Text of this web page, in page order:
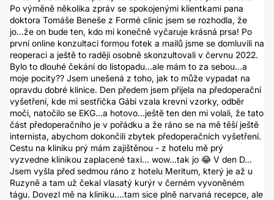
Po výměně několika zpráv se spokojenými klientkami pana
doktora Tomáše Beneše z Formé clinic jsem se rozhodla, že
jo...že on bude ten, kdo mi konečně vyčaruje krásná prsa! Po
první online konzultaci formou fotek a mailů jsme se domluvili na
reoperaci a ještě to raději osobně skonzultovali v červnu 2022.
Bylo to dlouhé čekání do listopadu...ale mám to za sebou...a
moje pocity?? Jsem unešená z toho, jak to může vypadat na
opravdu dobré klinice. Den předem jsem přijela na předoperační
vyšetření, kde mi sestřička Gábi vzala krevní vzorky, odběr
moči, natočilo se EKG...a hotovo...ještě ten den mi volali, že tato
část předoperačního je v pořádku a že ráno se na mě těší ještě
internista, abychom dokončili zbytek předoperačních vyšetření.
Cestu na kliniku prý mám zajištěnou - z hotelu mě prý
vyzvedne klinikou zaplacené taxi... wow...tak jo 😂 V den D...
Jsem vyšla před sedmou ráno z hotelu Meritum, který je až u
Ruzyně a tam už čekal vlasatý kurýr v černém vyvoněném
tágu. Dovezl mě na kliniku....tam sice plně narvaná recepce, ale